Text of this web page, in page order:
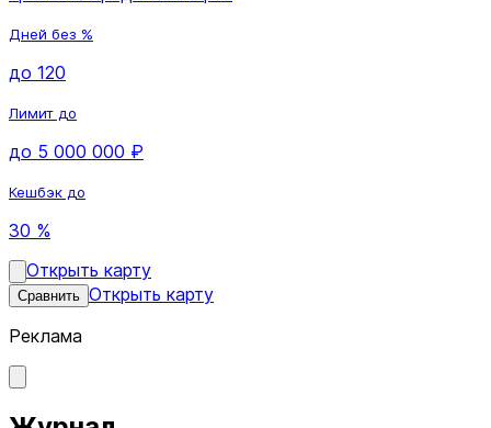
Дней без %
до 120
Лимит до
до 5 000 000 ₽
Кешбэк до
30 %
Открыть карту
Сравнить Открыть карту
Реклама